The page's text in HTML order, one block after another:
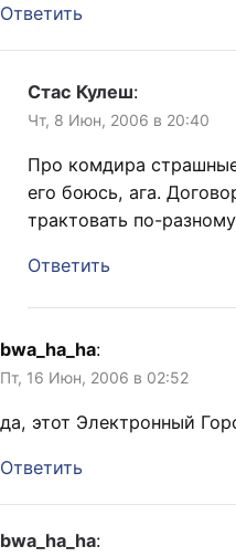
Ответить
Стас Кулеш:
Чт, 8 Июн, 2006 в 20:40
Про комдира
его боюсь, ага.
трактовать по-
Ответить
bwa_ha_ha:
Пт, 16 Июн, 2006 в 02:52
да, этот Электронный
Ответить
bwa_ha_ha: